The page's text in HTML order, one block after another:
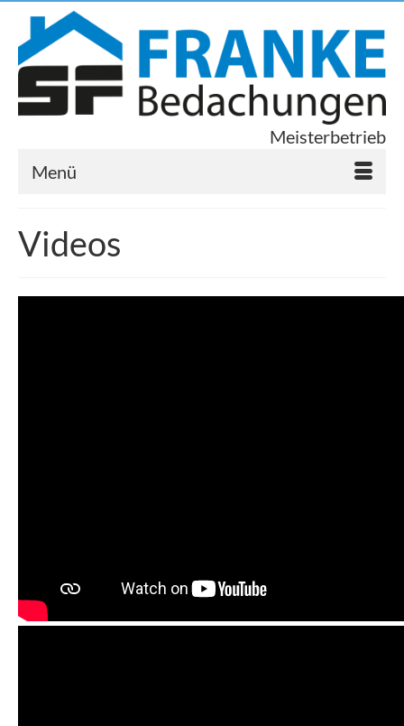
Meisterbetrieb
Menü
Videos